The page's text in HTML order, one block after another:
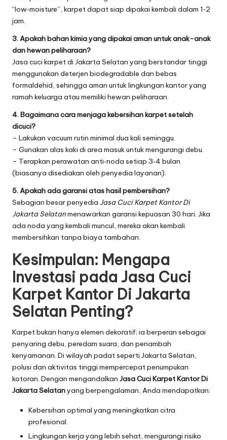
“low‑moisture”, karpet dapat siap dipakai kembali dalam 1‑2
jam.
3. Apakah bahan kimia yang dipakai aman untuk anak-anak
dan hewan peliharaan?
Jasa cuci karpet di Jakarta Selatan yang berstandar tinggi
menggunakan deterjen biodegradable dan bebas
formaldehid, sehingga aman untuk lingkungan kantor yang
ramah keluarga atau memiliki hewan peliharaan.
4. Bagaimana cara menjaga kebersihan karpet setelah
dicuci?
– Lakukan vacuum rutin minimal dua kali seminggu.
– Gunakan alas kaki di area masuk untuk mengurangi debu.
– Terapkan perawatan anti‑noda setiap 3‑4 bulan
(biasanya disediakan oleh penyedia layanan).
5. Apakah ada garansi atas hasil pembersihan?
Sebagian besar penyedia Jasa Cuci Karpet Kantor Di
Jakarta Selatanmenawarkan garansi kepuasan 30 hari. Jika
ada noda yang kembali muncul, mereka akan kembali
membersihkan tanpa biaya tambahan.
Kesimpulan: Mengapa
Investasi pada Jasa Cuci
Karpet Kantor Di Jakarta
Selatan Penting?
Karpet bukan hanya elemen dekoratif; ia berperan sebagai
penyaring debu, peredam suara, dan penambah
kenyamanan. Di wilayah padat seperti Jakarta Selatan,
polusi dan aktivitas tinggi mempercepat penumpukan
kotoran. Dengan mengandalkan Jasa Cuci Karpet Kantor Di
Jakarta Selatanyang berpengalaman, Anda mendapatkan:
Kebersihan optimal yang meningkatkan citra
profesional.
Lingkungan kerja yang lebih sehat, mengurangi risiko